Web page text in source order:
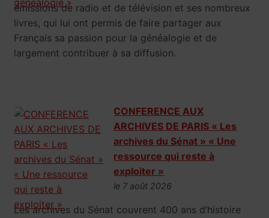
émissions de radio et de télévision et ses nombreux
livres, qui lui ont permis de faire partager aux
Français sa passion pour la généalogie et de
largement contribuer à sa diffusion.
CONFERENCE AUX
ARCHIVES DE PARIS « Les
archives du Sénat » « Une
ressource qui reste à
exploiter »
le 7 août 2026
Les archives du Sénat couvrent 400 ans d’histoire